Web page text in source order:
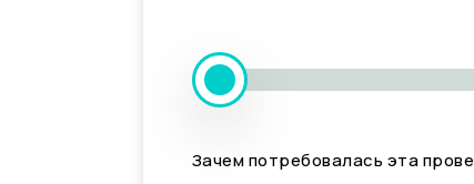
Зачем потребовалась эта